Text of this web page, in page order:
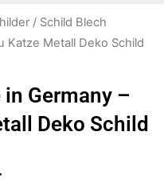
/ Schild Blech
Katze Metall Deko Schild
Germany –
Deko Schild